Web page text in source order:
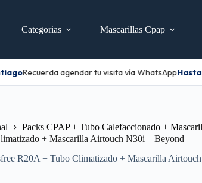
Categorias Mascarillas Cpap
Recuerda agendar tu visita vía WhatsAppHasta
Packs CPAP + Tubo Calefaccionado +
+ Mascarilla Airtouch N30i – Beyond